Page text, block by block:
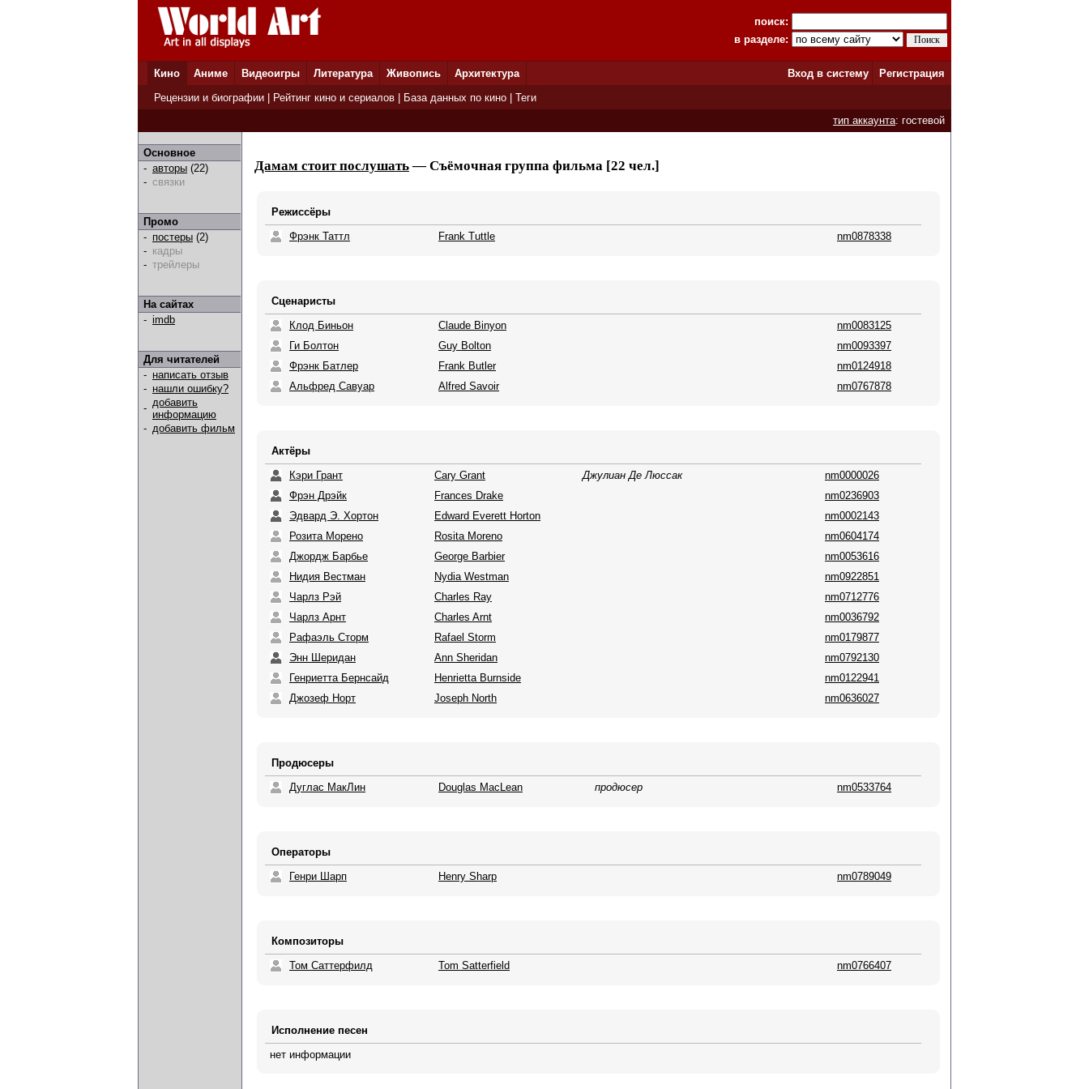
поиск:
в разделе:
Кино Аниме Видеоигры Литература Живопись Архитектура Вход в систему
Регистрация
Рецензии и биографии
Рейтинг кино и сериалов База данных по кино
Теги
тип аккаунта: гостевой
Основное
- авторы (22)
- связки
Промо
- постеры (2)
- кадры
- трейлеры
На сайтах
- imdb
Для читателей
- написать отзыв
- нашли ошибку?
- добавить
информацию
- добавить фильм
Дамам стоит послушать— Съёмочная группа фильма [22 чел.]
Режиссёры
Фрэнк Таттл
Frank Tuttle nm0878338
Сценаристы
Клод Биньон
Claude Binyon
nm0083125
Ги Болтон
Guy Bolton
nm0093397
Фрэнк Батлер
Frank Butler
nm0124918
Альфред Савуар
Alfred Savoir nm0767878
Актёры
Кэри Грант
Cary Grant Джулиан Де Люссак
nm0000026
Фрэн Дрэйк
Frances Drake
nm0236903
Эдвард Э. Хортон
Edward Everett Horton
nm0002143
Розита Морено
Rosita Moreno
nm0604174
Джордж Барбье
George Barbier
nm0053616
Нидия Вестман
Nydia Westman
nm0922851
Чарлз Рэй
Charles Ray
nm0712776
Чарлз Арнт
Charles Arnt
nm0036792
Рафаэль Сторм
Rafael Storm
nm0179877
Энн Шеридан
Ann Sheridan
nm0792130
Генриетта Бернсайд
Henrietta Burnside
nm0122941
Джозеф Норт
Joseph North nm0636027
Продюсеры
Дуглас МакЛин
Douglas MacLean продюсер nm0533764
Операторы
Генри Шарп
Henry Sharp nm0789049
Композиторы
Том Саттерфилд
Tom Satterfield nm0766407
Исполнение песен
нет информации